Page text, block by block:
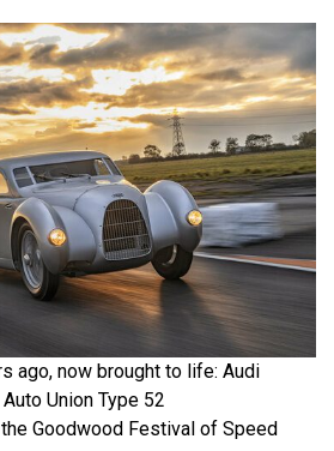
ago, now brought to life: Audi
Union Type 52
Goodwood Festival of Speed